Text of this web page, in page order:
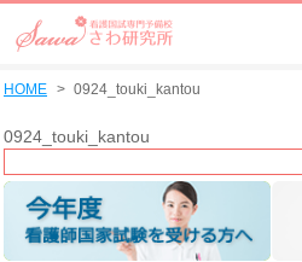
HOME 0924_touki_kantou
0924_touki_kantou